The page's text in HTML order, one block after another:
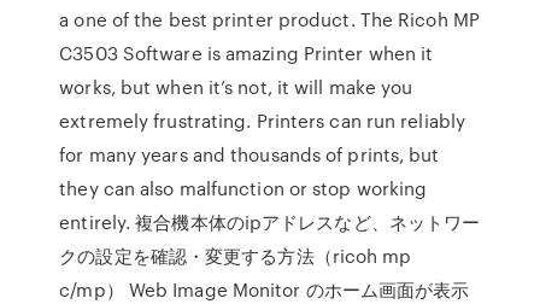
a one of the best printer product. The Ricoh MP
C3503 Software is amazing Printer when it
works, but when it’s not, it will make you
extremely frustrating. Printers can run reliably
for many years and thousands of prints, but
they can also malfunction or stop working
entirely. 複合機本体のipアドレスなど、ネットワー
クの設定を確認・変更する方法（ricoh mp
c/mp） Web Image Monitor のホーム画面が表示